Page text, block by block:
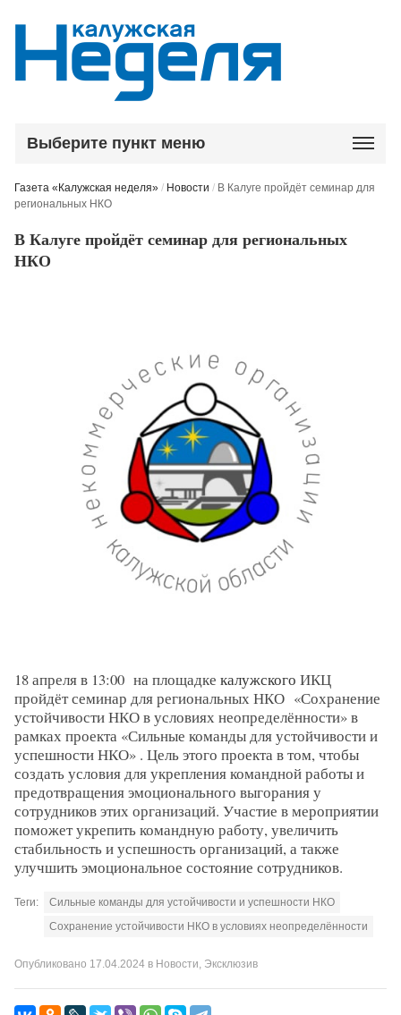
Выберите пункт меню
Газета «Калужская неделя» / Новости / В Калуге пройдёт семинар для
региональных НКО
В Калуге пройдёт семинар для региональных
НКО
18 апреля в 13:00 на площадкекалужского ИКЦ
пройдёт семинар для региональных НКО «Сохранение
устойчивости НКО в условиях неопределённости» в
рамках проекта «Сильные команды для устойчивости и
успешности НКО» . Цель этого проекта в том, чтобы
создать условия для укрепления командной работы и
предотвращения эмоционального выгорания у
сотрудников этих организаций. Участие в мероприятии
поможет укрепить командную работу, увеличить
стабильность и успешность организаций, а также
улучшить эмоциональное состояние сотрудников.
Теги:
Сильные команды для устойчивости и успешности НКО
Сохранение устойчивости НКО в условиях неопределённости
Опубликовано 17.04.2024 в Новости, Эксклюзив